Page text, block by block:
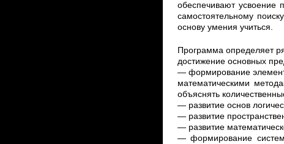
обеспечивают усвоение
самостоятельному
основу умения учиться.
Программа определяет
достижение основных
— формирование
математическими
объяснять
— развитие основ
— развитие
— развитие
— формирование